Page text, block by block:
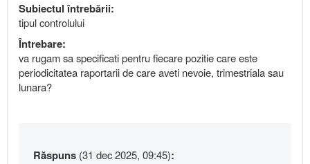
Subiectul întrebării:
tipul controlului
Întrebare:
va rugam sa specificati pentru fiecare pozitie care este
periodicitatea raportarii de care aveti nevoie, trimestriala sau
lunara?
Răspuns (31 dec 2025, 09:45):